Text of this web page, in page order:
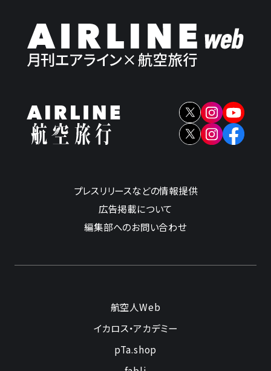
プレスリリースなどの情報提供
広告掲載について
編集部へのお問い合わせ
航空人Web
イカロス・アカデミー
pTa.shop